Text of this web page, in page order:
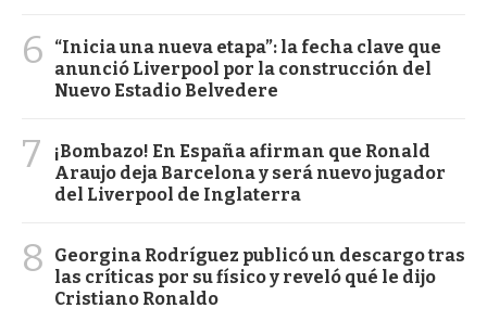
6
“Inicia una nueva etapa”: la fecha clave que
anunció Liverpool por la construcción del
Nuevo Estadio Belvedere
7
¡Bombazo! En España afirman que Ronald
Araujo deja Barcelona y será nuevo jugador
del Liverpool de Inglaterra
8
Georgina Rodríguez publicó un descargo tras
las críticas por su físico y reveló qué le dijo
Cristiano Ronaldo